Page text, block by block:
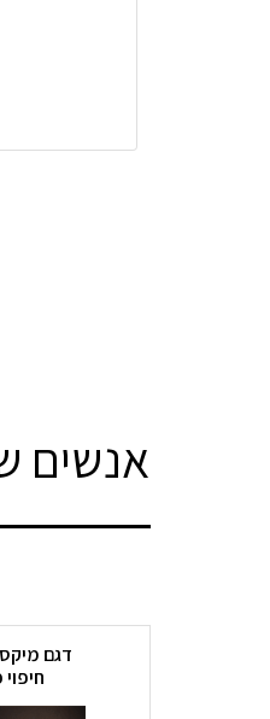
אנשים